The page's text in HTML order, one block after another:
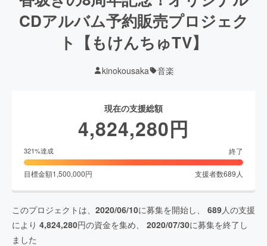
CDアルバム予約販売プロジェク
ト【もけんちゅTV】
kinokousaka 音楽
現在の支援総額
4,824,280円
321%達成 終了
目標金額1,500,000円 支援者数689 人
このプロジェクトは、 2020/06/10に募集を開始し、 689人の支援
により 4,824,280円の資金を集め、 2020/07/30に募集を終了し
ました